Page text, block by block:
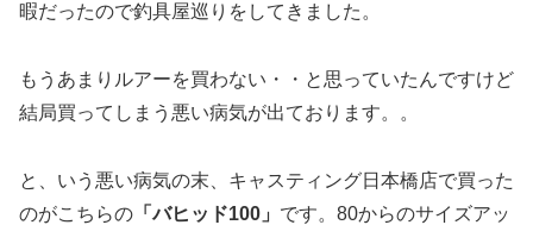
暇だったので釣具屋巡りをしてきました。
もうあまりルアーを買わない・・と思っていたんですけど
結局買ってしまう悪い病気が出ております。。
と、いう悪い病気の末、キャスティング日本橋店で買った
のがこちらの 「バヒッド100」 です。80からのサイズアッ